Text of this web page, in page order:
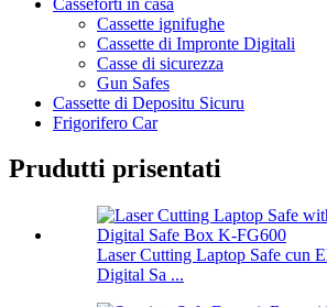
Cassette ignifughe
Cassette di Impronte Digitali
Casse di sicurezza
Gun Safes
Cassette di Depositu Sicuru
Frigorifero Car
Prudutti prisentati
Laser Cutting Laptop Safe cun
Digital Sa ...